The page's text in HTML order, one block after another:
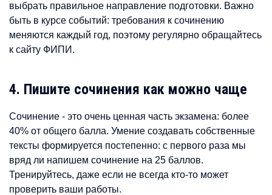
выбрать правильное направление подготовки. Важно
быть в курсе событий: требования к сочинению
меняются каждый год, поэтому регулярно обращайтесь
к сайту ФИПИ.
4. Пишите сочинения как можно чаще
Сочинение - это очень ценная часть экзамена: более
40% от общего балла. Умение создавать собственные
тексты формируется постепенно: с первого раза мы
вряд ли напишем сочинение на 25 баллов.
Тренируйтесь, даже если не всегда кто-то может
проверить ваши работы.